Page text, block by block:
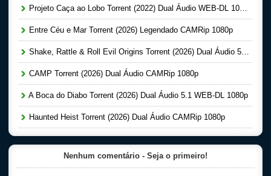
Projeto Caça ao Lobo Torrent (2022) Dual Áudio WEB-DL 1080p
Entre Céu e Mar Torrent (2026) Legendado CAMRip 1080p
Shake, Rattle & Roll Evil Origins Torrent (2026) Dual Áudio 5.1 WEB-DL 1080p
CAMP Torrent (2026) Dual Áudio CAMRip 1080p
A Boca do Diabo Torrent (2026) Dual Áudio 5.1 WEB-DL 1080p
Haunted Heist Torrent (2026) Dual Áudio CAMRip 1080p
Nenhum comentário - Seja o primeiro!